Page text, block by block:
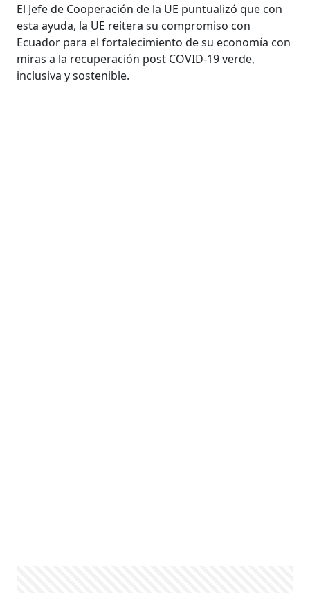
El Jefe de Cooperación de la UE puntualizó que con
esta ayuda, la UE reitera su compromiso con
Ecuador para el fortalecimiento de su economía con
miras a la recuperación post COVID-19 verde,
inclusiva y sostenible.